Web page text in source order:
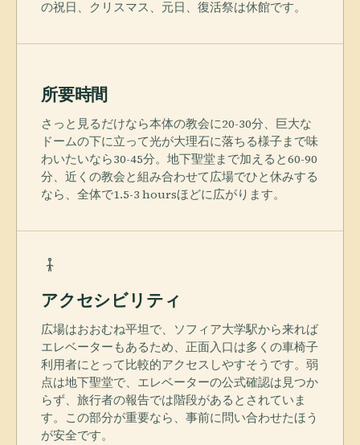
の祝日、クリスマス、元日、復活祭は休館です。
所要時間
さっと見るだけなら本体の教会に20-30分、巨大な
ドームの下に立って光が大理石に落ちる様子まで味
わいたいなら30-45分。地下聖堂まで加えると60-90
分、近くの教会と組み合わせて広場でひと休みする
なら、全体で1.5-3 hoursほどに広がります。
アクセシビリティ
広場はおおむね平坦で、ソフィア大学駅から来れば
エレベーターもあるため、正面入口は多くの車椅子
利用者にとって比較的アクセスしやすそうです。弱
点は地下聖堂で、エレベーターの公式確認は見つか
らず、旅行者の報告では階段があるとされていま
す。この部分が重要なら、事前に問い合わせたほう
が安全です。